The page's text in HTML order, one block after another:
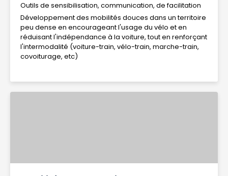
Outils de sensibilisation, communication, de facilitation
Développement des mobilités douces dans un territoire
peu dense en encourageant l'usage du vélo et en
réduisant l'indépendance à la voiture, tout en renforçant
l'intermodalité (voiture-train, vélo-train, marche-train,
covoiturage, etc)